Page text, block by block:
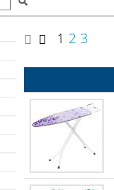
1 2 3